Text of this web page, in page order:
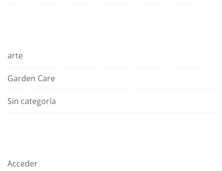
arte
Garden Care
Sin categoría
Acceder